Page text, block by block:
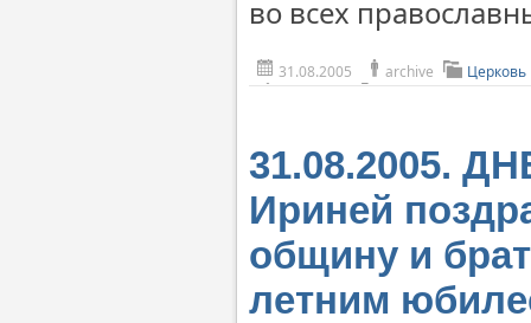
во всех
31.08.2005 archive
31.08.2005.
Ириней
общину и
летним